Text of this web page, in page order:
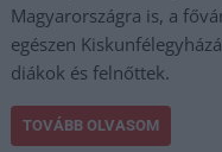
Magyarországra is, a
egészen
diákok és felnőttek.
TOVÁBB OLVASOM